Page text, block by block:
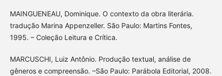
MAINGUENEAU, Dominique. O contexto da obra literária.
tradução Marina Appenzeller. São Paulo: Martins Fontes,
1995. – Coleção Leitura e Crítica.
MARCUSCHI, Luiz Antônio. Produção textual, análise de
gêneros e compreensão. –São Paulo: Parábola Editorial, 2008.